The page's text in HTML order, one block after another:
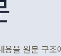
용을 원문 구조